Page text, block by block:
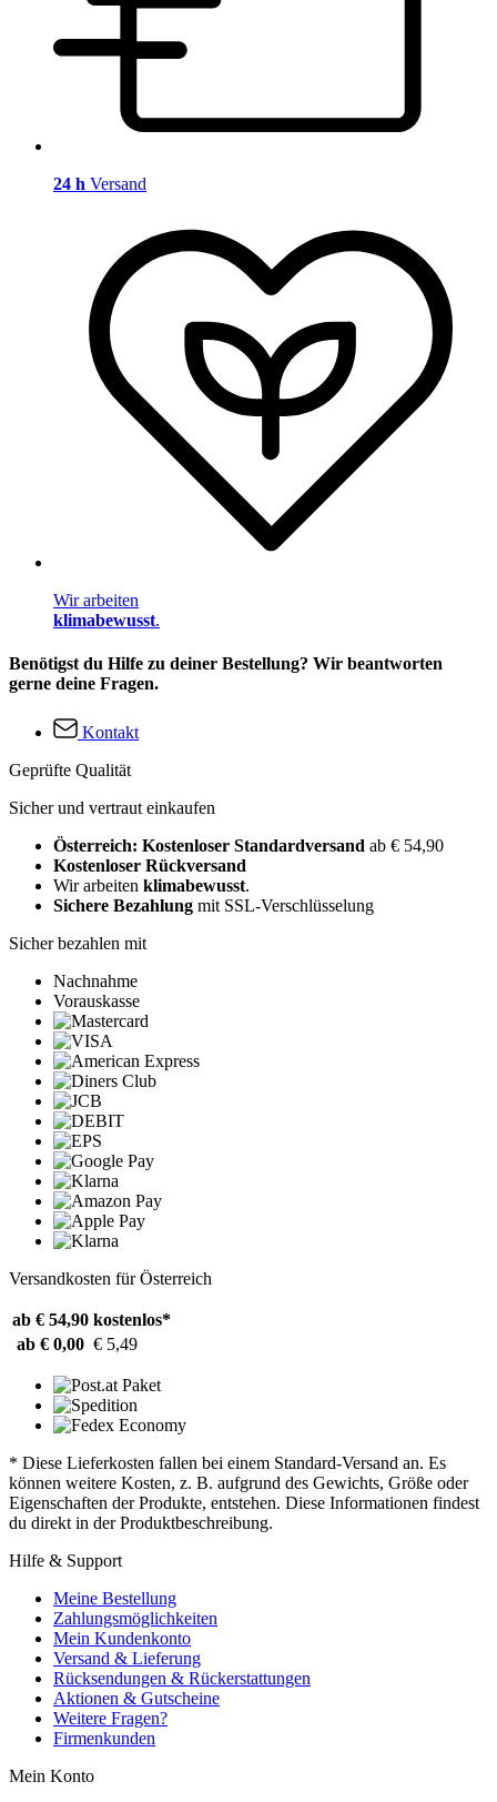
24 h Versand
Wir arbeiten
klimabewusst.
Benötigst du Hilfe zu deiner Bestellung? Wir beantworten
gerne deine Fragen.
Kontakt
Geprüfte Qualität
Sicher und vertraut einkaufen
Österreich: Kostenloser Standardversand ab € 54,90
Kostenloser Rückversand
Wir arbeiten klimabewusst.
Sichere Bezahlung mit SSL-Verschlüsselung
Sicher bezahlen mit
Nachnahme
Vorauskasse
Versandkosten für Österreich
ab € 54,90 kostenlos*
ab € 0,00 € 5,49
* Diese Lieferkosten fallen bei einem Standard-Versand an. Es
können weitere Kosten, z. B. aufgrund des Gewichts, Größe oder
Eigenschaften der Produkte, entstehen. Diese Informationen findest
du direkt in der Produktbeschreibung.
Hilfe & Support
Meine Bestellung
Zahlungsmöglichkeiten
Mein Kundenkonto
Versand & Lieferung
Rücksendungen & Rückerstattungen
Aktionen & Gutscheine
Weitere Fragen?
Firmenkunden
Mein Konto